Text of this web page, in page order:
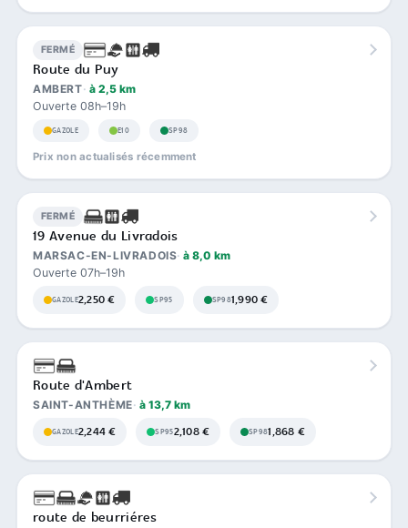
FERMÉ
Route du Puy
AMBERT à 2,5 km
Ouverte 08h–19h
GAZOLE E10 SP98
Prix non actualisés récemment
FERMÉ
19 Avenue du Livradois
MARSAC-EN-LIVRADOIS à 8,0 km
Ouverte 07h–19h
GAZOLE2,250 € SP95 SP981,990 €
Route d'Ambert
SAINT-ANTHÈME à 13,7 km
GAZOLE2,244 € SP952,108 € SP981,868 €
route de beurriéres